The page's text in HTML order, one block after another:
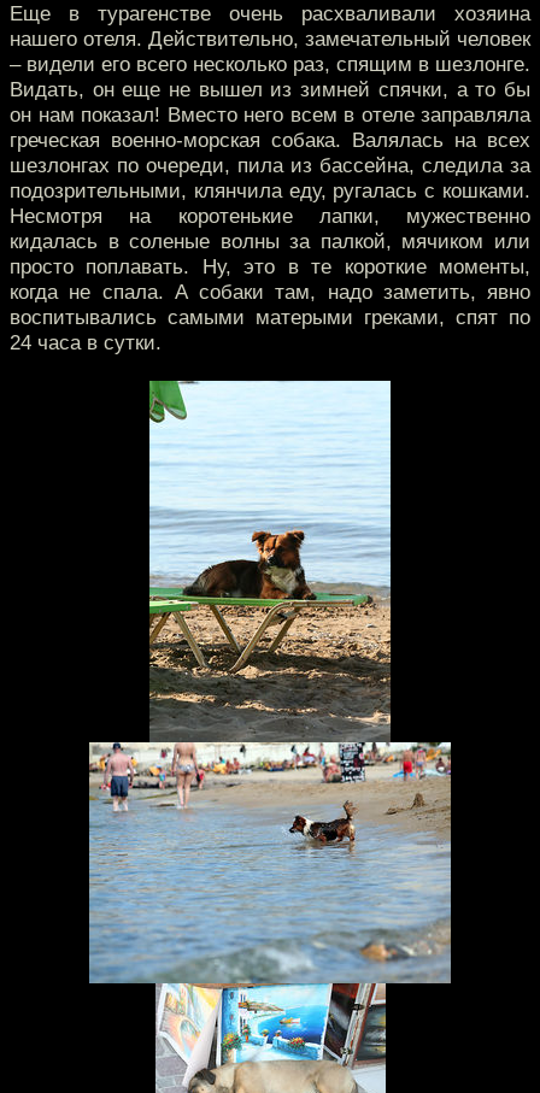
Еще в турагенстве очень расхваливали хозяина
нашего отеля. Действительно, замечательный человек
– видели его всего несколько раз, спящим в шезлонге.
Видать, он еще не вышел из зимней спячки, а то бы
он нам показал! Вместо него всем в отеле заправляла
греческая военно-морская собака. Валялась на всех
шезлонгах по очереди, пила из бассейна, следила за
подозрительными, клянчила еду, ругалась с кошками.
Несмотря на коротенькие лапки, мужественно
кидалась в соленые волны за палкой, мячиком или
просто поплавать. Ну, это в те короткие моменты,
когда не спала. А собаки там, надо заметить, явно
воспитывались самыми матерыми греками, спят по
24 часа в сутки.